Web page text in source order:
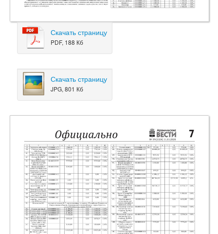
Скачать страницу
PDF, 188 Кб
Скачать страницу
JPG, 801 Кб